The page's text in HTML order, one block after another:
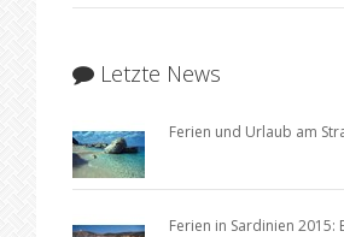
Letzte News
Ferien und Urlaub am
Ferien in Sardinien 2015: